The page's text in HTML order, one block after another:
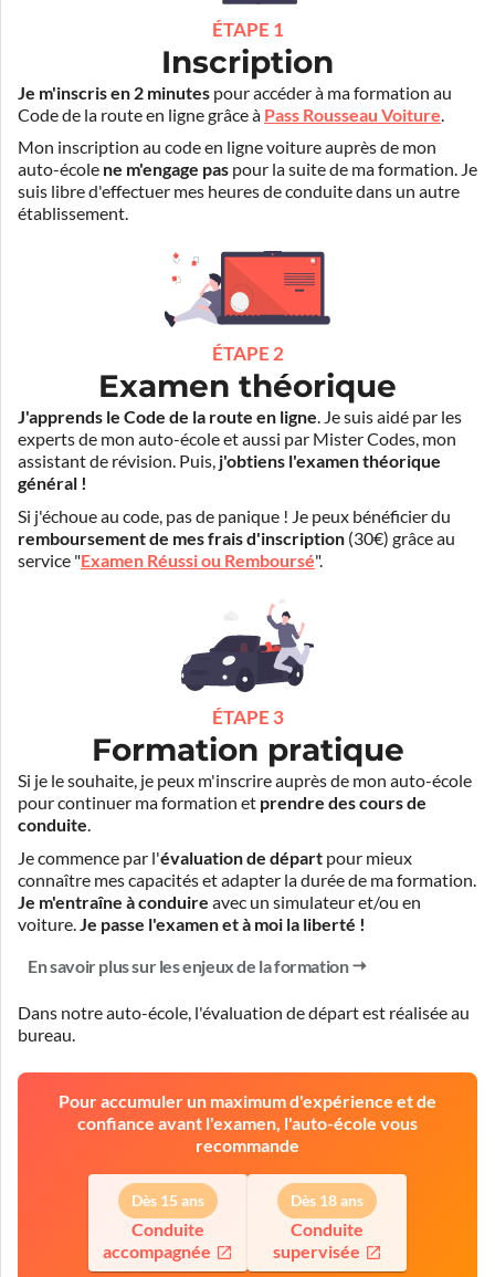
ÉTAPE 1
Inscription
Je m'inscris en 2 minutes pour accéder à ma formation au
Code de la route en ligne grâce à Pass Rousseau Voiture.
Mon inscription au code en ligne voiture auprès de mon
auto-école ne m'engage pas pour la suite de ma formation. Je
suis libre d'effectuer mes heures de conduite dans un autre
établissement.
ÉTAPE 2
Examen théorique
J'apprends le Code de la route en ligne. Je suis aidé par les
experts de mon auto-école et aussi par Mister Codes, mon
assistant de révision. Puis, j'obtiens l'examen théorique
général !
Si j'échoue au code, pas de panique ! Je peux bénéficier du
remboursement de mes frais d'inscription (30€) grâce au
service "Examen Réussi ou Remboursé".
ÉTAPE 3
Formation pratique
Si je le souhaite, je peux m'inscrire auprès de mon auto-école
pour continuer ma formation et prendre des cours de
conduite.
Je commence par l'évaluation de départ pour mieux
connaître mes capacités et adapter la durée de ma formation.
Je m'entraîne à conduire avec un simulateur et/ou en
voiture. Je passe l'examen et à moi la liberté !
En savoir plus sur les enjeux de la formation
Dans notre auto-école, l'évaluation de départ est réaliséeau
bureau
Pour accumuler un maximum d'expérience et de
confiance avant l'examen, l'auto-école vous
recommande
Dès 15 ans
Conduite
accompagnée
Dès 18 ans
Conduite
supervisée